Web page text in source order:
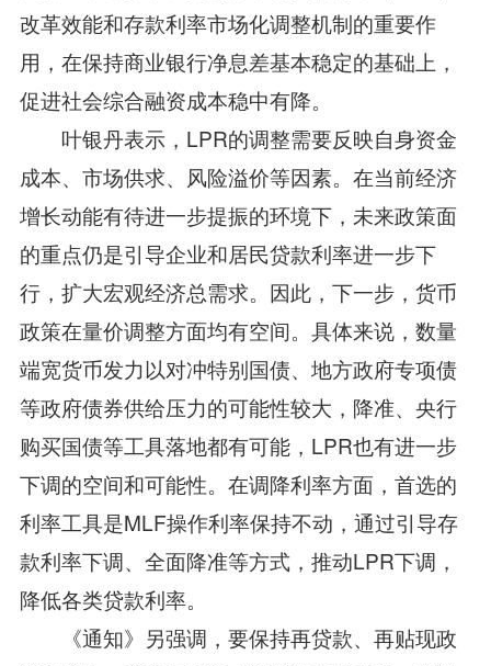
改革效能和存款利率市场化调整机制的重要作
用，在保持商业银行净息差基本稳定的基础上，
促进社会综合融资成本稳中有降。
叶银丹表示，LPR的调整需要反映自身资金
成本、市场供求、风险溢价等因素。在当前经济
增长动能有待进一步提振的环境下，未来政策面
的重点仍是引导企业和居民贷款利率进一步下
行，扩大宏观经济总需求。因此，下一步，货币
政策在量价调整方面均有空间。具体来说，数量
端宽货币发力以对冲特别国债、地方政府专项债
等政府债券供给压力的可能性较大，降准、央行
购买国债等工具落地都有可能，LPR也有进一步
下调的空间和可能性。在调降利率方面，首选的
利率工具是MLF操作利率保持不动，通过引导存
款利率下调、全面降准等方式，推动LPR下调，
降低各类贷款利率。
《通知》另强调，要保持再贷款、再贴现政